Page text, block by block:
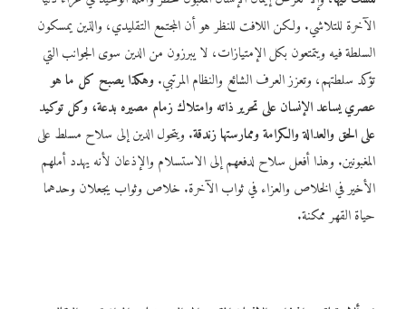
الآخرة للتلاشي. ولكن اللافت للنظر هو أن المجتمع التقليدي، والذين يمسكون
السلطة فيه ويتمتعون بكل الإمتيازات، لا يبرزون من الدين سوى الجوانب التي
تؤكد سلطتهم، وتعزز العرف الشائع والنظام المرتبي.وهكذا يصبح كل ما هو
عصري يساعد الإنسان على تحرير ذاته وامتلاك زمام مصيره بدعة، وكل توكيد
على الحق والعدالة والكرامة وممارستها زندقة. ويتحول الدين إلى سلاح مسلط على
المغبونين. وهذا أفعل سلاح لدفعهم إلى الاستسلام والإذعان لأنه يهدد أملهم
الأخير في الخلاص والعزاء في ثواب الآخرة. خلاص وثواب يجعلان وحدهما
حياة القهر ممكنة.